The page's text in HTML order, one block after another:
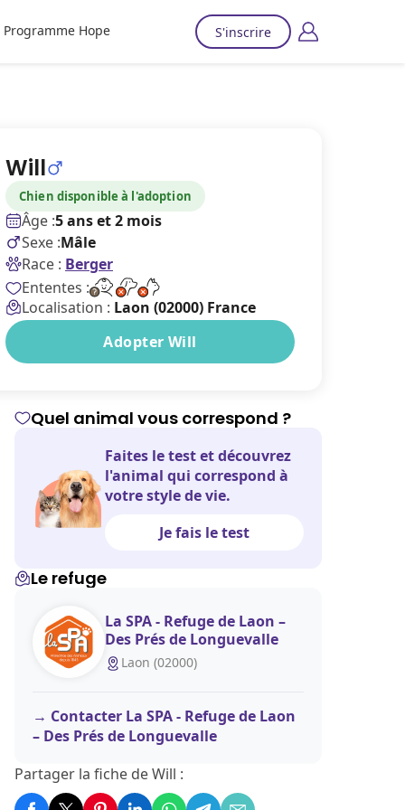
Programme Hope S'inscrire
Will
Chien disponible à l'adoption
Âge :5 ans et 2 mois
Sexe :Mâle
Race : Berger
Ententes :
Localisation : Laon (02000) France
Adopter Will
Quel animal vous correspond ?
Faites le test et découvrez
l'animal qui correspond à
votre style de vie.
Je fais le test
Le refuge
La SPA - Refuge de Laon –
Des Prés de Longuevalle
Laon (02000)
Contacter La SPA - Refuge de Laon
– Des Prés de Longuevalle
Partager la fiche de Will :